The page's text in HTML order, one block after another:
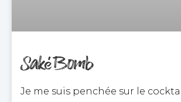
Saké Bomb
Je me suis penchée sur le